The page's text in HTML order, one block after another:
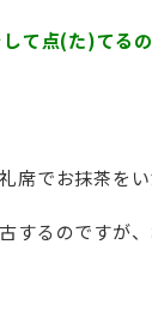
て点(た)てる
席でお抹茶をい
するのですが